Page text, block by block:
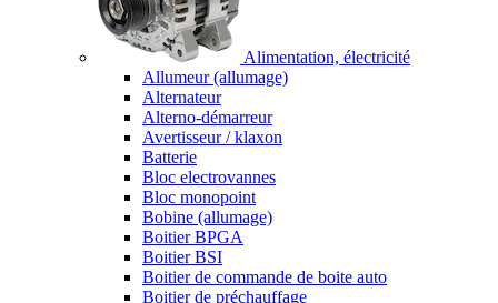
Alimentation, électricité
Allumeur (allumage)
Alternateur
Alterno-démarreur
Avertisseur / klaxon
Batterie
Bloc electrovannes
Bloc monopoint
Bobine (allumage)
Boitier BPGA
Boitier BSI
Boitier de commande de boite auto
Boitier de préchauffage